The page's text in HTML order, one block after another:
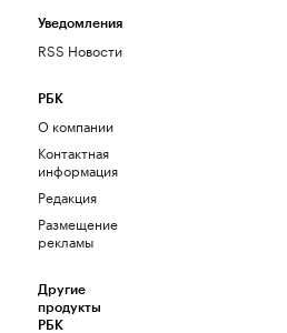
Уведомления
RSS Новости
РБК
О компании
Контактная
информация
Редакция
Размещение
рекламы
Другие
продукты
РБК